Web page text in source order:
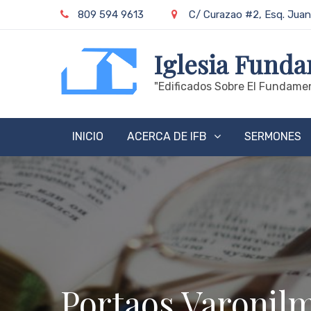
809 594 9613 C/ Curazao #2, Esq.
Iglesia
"edificados Sobre El
INICIO ACERCA DE IFB SERMONES